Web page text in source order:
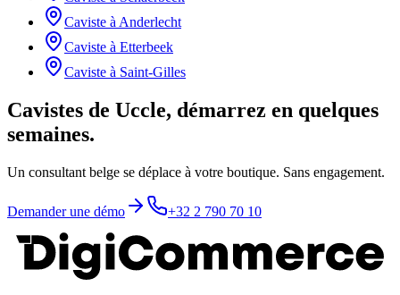
Caviste à Anderlecht
Caviste à Etterbeek
Caviste à Saint-Gilles
Cavistes de Uccle, démarrez en quelques
semaines.
Un consultant belge se déplace à votre boutique. Sans engagement.
Demander une démo +32 2 790 70 10